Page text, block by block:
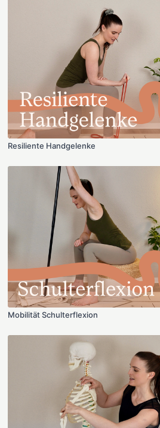
Resiliente Handgelenke
Mobilität Schulterflexion